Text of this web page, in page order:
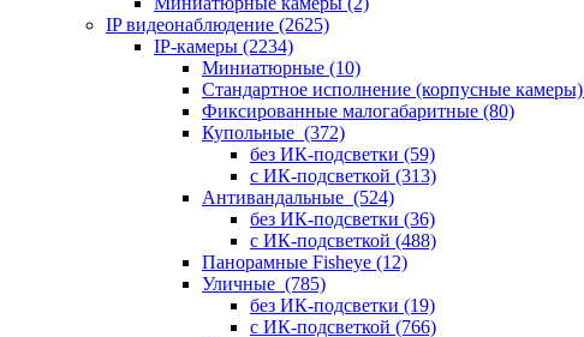
IP видеонаблюдение (2625)
IP-камеры (2234)
Миниатюрные (10)
Стандартное исполнение (корпусные камеры)
Фиксированные малогабаритные (80)
Купольные (372)
без ИК-подсветки (59)
с ИК-подсветкой (313)
Антивандальные (524)
без ИК-подсветки (36)
с ИК-подсветкой (488)
Панорамные Fisheye (12)
Уличные (785)
без ИК-подсветки (19)
с ИК-подсветкой (766)